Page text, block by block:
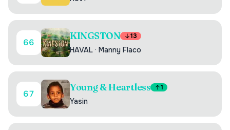
66
KINGSTON 13
HAVAL · Manny Flaco
67
Young & Heartless 1
Yasin